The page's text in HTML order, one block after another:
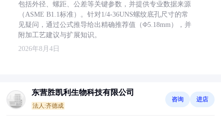
包括外径、螺距、公差等关键参数，并提供专业数据来源
（ASME B1.1标准）。针对1/4-36UNS螺纹底孔尺寸的常
见疑问，通过公式推导给出精确推荐值（Φ5.18mm），并
附加工艺建议与扩展知识。
2026年8月4日
东营胜凯利生物科技有限公司
法人:齐德成
咨询 进店